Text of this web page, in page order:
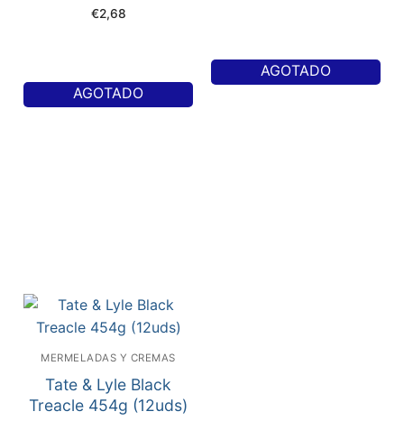
€2,68
AGOTADO
AGOTADO
MERMELADAS Y CREMAS
Tate & Lyle Black
Treacle 454g (12uds)